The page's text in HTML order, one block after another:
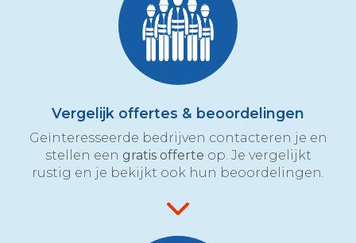
Vergelijk offertes & beoordelingen
Geïnteresseerde bedrijven contacteren je en
stellen een gratis offerte op. Je vergelijkt
rustig en je bekijkt ook hun beoordelingen.